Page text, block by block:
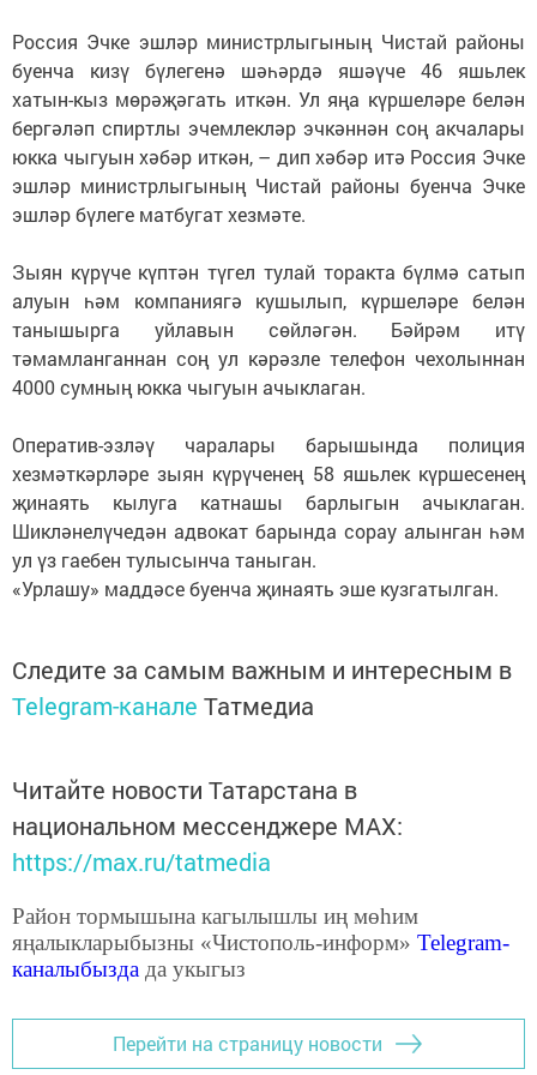
Россия Эчке эшләр министрлыгының Чистай районы
буенча кизү бүлегенә шәһәрдә яшәүче 46 яшьлек
хатын-кыз мөрәҗәгать иткән. Ул яңа күршеләре белән
бергәләп спиртлы эчемлекләр эчкәннән соң акчалары
юкка чыгуын хәбәр иткән, – дип хәбәр итә Россия Эчке
эшләр министрлыгының Чистай районы буенча Эчке
эшләр бүлеге матбугат хезмәте.
Зыян күрүче күптән түгел тулай торакта бүлмә сатып
алуын һәм компаниягә кушылып, күршеләре белән
танышырга уйлавын сөйләгән. Бәйрәм итү
тәмамланганнан соң ул кәрәзле телефон чехолыннан
4000 сумның юкка чыгуын ачыклаган.
Оператив-эзләү чаралары барышында полиция
хезмәткәрләре зыян күрүченең 58 яшьлек күршесенең
җинаять кылуга катнашы барлыгын ачыклаган.
Шикләнелүчедән адвокат барында сорау алынган һәм
ул үз гаебен тулысынча таныган.
«Урлашу» маддәсе буенча җинаять эше кузгатылган.
Следите за самым важным и интересным в
Telegram-канале Татмедиа
Читайте новости Татарстана в
национальном мессенджере MАХ:
https://max.ru/tatmedia
Район тормышына кагылышлы иң мөһим
яңалыкларыбызны «Чистополь-информ» Telegram-
каналыбызда да укыгыз
Перейти на страницу новости